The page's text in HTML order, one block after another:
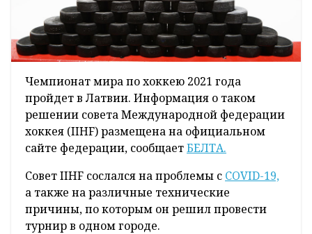
Чемпионат мира по хоккею 2021 года
пройдет в Латвии. Информация о таком
решении совета Международной федерации
хоккея (IIHF) размещена на официальном
сайте федерации, сообщаетБЕЛТА.
Совет IIHF сослался на проблемы с COVID-19,
а также на различные технические
причины, по которым он решил провести
турнир в одном городе.